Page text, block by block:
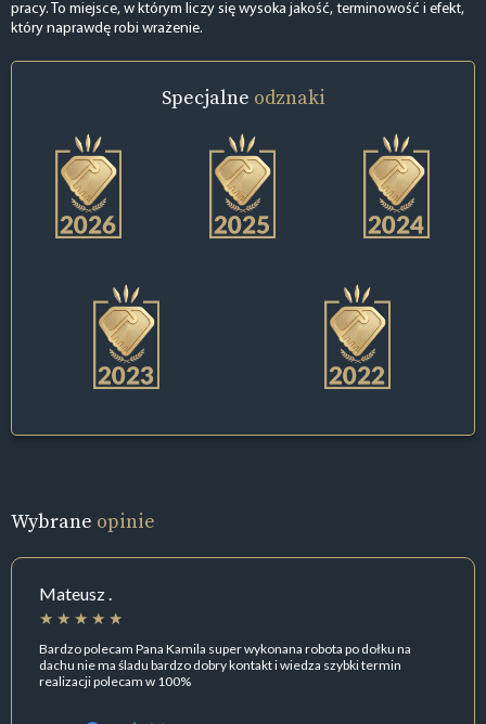
pracy. To miejsce, w którym liczy się wysoka jakość, terminowość i efekt,
który naprawdę robi wrażenie.
Specjalne odznaki
Wybrane opinie
Mateusz .
Bardzo polecam Pana Kamila super wykonana robota po dołku na
dachu nie ma śladu bardzo dobry kontakt i wiedza szybki termin
realizacji polecam w 100%